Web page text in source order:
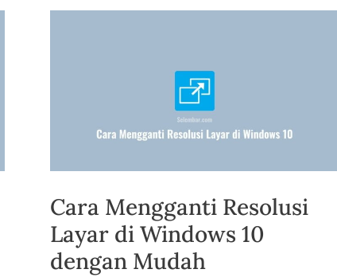
Bahasa
Pemula
Cara Mengganti Resolusi
Layar di Windows 10
dengan Mudah